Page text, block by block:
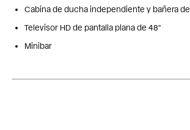
Cabina de ducha independiente y bañera
Televisor HD de pantalla plana de 48″
Minibar